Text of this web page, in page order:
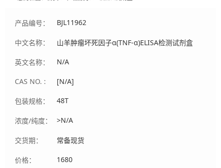
人才招聘
联系我们
产品编号： BJL11962
中文名称： 山羊肿瘤坏死因子α(TNF-α)ELISA检测试剂盒
英文名称： N/A
CAS NO. : [N/A]
包装规格： 48T
浓度/纯度： >N/A
交货期： 常备现货
价格： 1680